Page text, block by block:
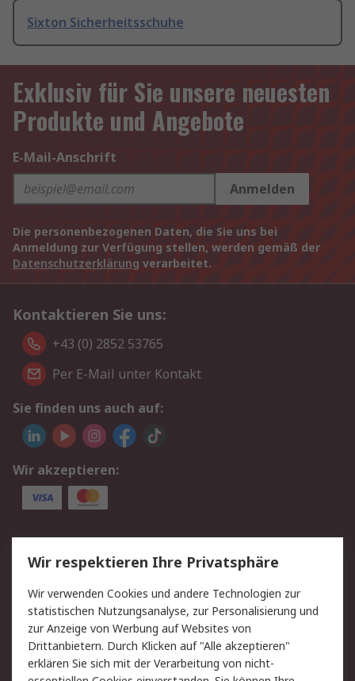
Sixton Sicherheitsschuhe
Exklusiv für Sie unsere neuesten
Produkte und Angebote
E-Mail-Anschrift
Anmelden
Die personenbezogenen Daten, die Sie uns bei
Anmeldung zur Verfügung stellen, werden gemäß der
Datenschutzerklärung verarbeitet.
Kontaktieren Sie uns:
+43 (0) 2852 53765
Per E-Mail unter Kontakt
Sie finden uns auch auf:
Wir akzeptieren:
Service
Value Added Services
Lieferlösungen
Rücksendung/Entsorgung Kontakt
Hilfe
Rechtliches
Wir respektieren Ihre Privatsphäre
Wir verwenden Cookies und andere Technologien zur
statistischen Nutzungsanalyse, zur Personalisierung und
zur Anzeige von Werbung auf Websites von
Drittanbietern. Durch Klicken auf "Alle akzeptieren"
erklären Sie sich mit der Verarbeitung von nicht-